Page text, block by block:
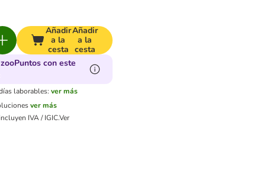
Añadir
a la
cesta
Añadir
a la
cesta
con este
laborables: ver más
ver más
IVA / IGIC.Ver